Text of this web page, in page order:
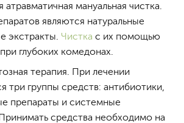
мануальная чистка.
являются натуральные
экстракты. Чистка с их помощью
глубоких комедонах.
терапия. При лечении
три группы средств: антибиотики,
препараты и системные
средства необходимо на